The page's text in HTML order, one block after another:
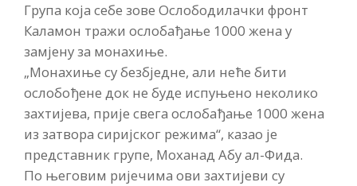
Група која себе зове Ослободилачки фронт
Каламон тражи ослобађање 1000 жена у
замјену за монахиње.
„Монахиње су безбједне, али неће бити
ослобођене док не буде испуњено неколико
захтијева, прије свега ослобађање 1000 жена
из затвора сиријског режима“, казао је
представник групе, Моханад Абу ал-Фида.
По његовим ријечима ови захтијеви су